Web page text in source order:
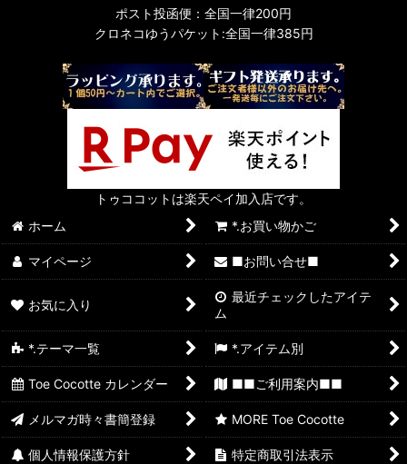
ポスト投函便：全国一律200円
クロネコゆうパケット:全国一律385円
トゥココットは楽天ペイ加入店です。
ホーム
*.お買い物かご
マイページ ■お問い合せ■
お気に入り
最近チェックしたアイテ
ム
*.テーマ一覧 *.アイテム別
Toe Cocotte カレンダー ■■ご利用案内■■
メルマガ時々書簡登録 MORE Toe Cocotte
個人情報保護方針 特定商取引法表示